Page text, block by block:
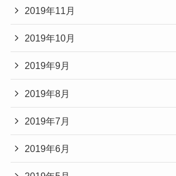
2019年11月
2019年10月
2019年9月
2019年8月
2019年7月
2019年6月